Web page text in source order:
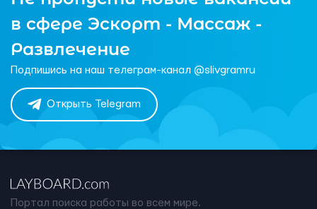
в сфере Эскорт - Массаж -
Развлечение
Подпишись на наш телеграм-канал @slivgramru
Открыть Telegram
Портал поиска работы во всем мире.